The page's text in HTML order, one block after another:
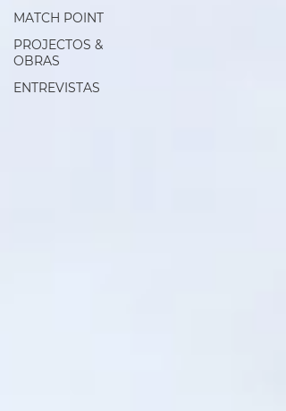
MATCH POINT
PROJECTOS &
OBRAS
ENTREVISTAS